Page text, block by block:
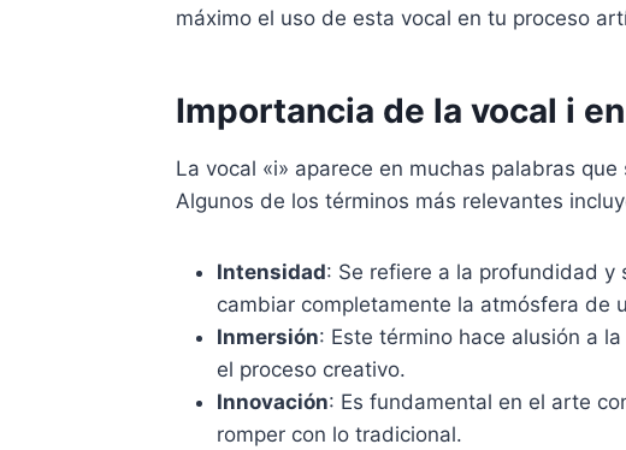
máximo el uso de esta vocal en tu proceso
Importancia de la vocal i
La vocal «i» aparece en muchas palabras
Algunos de los términos más relevantes
Intensidad: Se refiere a la profundidad y
cambiar completamente la atmósfera de
Inmersión: Este término hace alusión a
el proceso creativo.
Innovación: Es fundamental en el arte
romper con lo tradicional.